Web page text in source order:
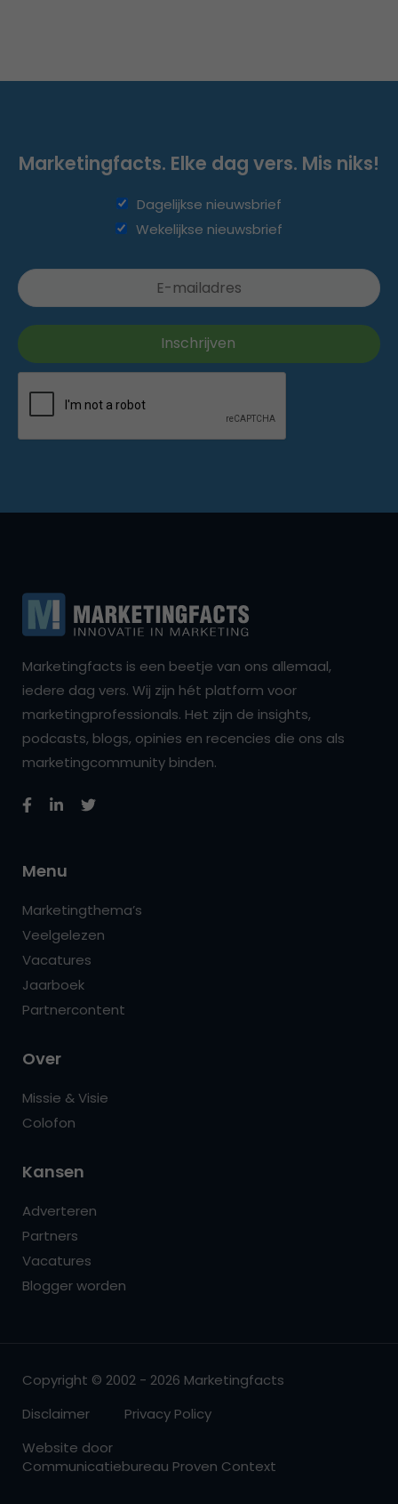
Marketingfacts. Elke dag vers. Mis niks!
Dagelijkse nieuwsbrief
Wekelijkse nieuwsbrief
Marketingfacts is een beetje van ons allemaal,
iedere dag vers. Wij zijn hét platform voor
marketingprofessionals. Het zijn de insights,
podcasts, blogs, opinies en recencies die ons als
marketingcommunity binden.
Menu
Marketingthema’s
Veelgelezen
Vacatures
Jaarboek
Partnercontent
Over
Missie & Visie
Colofon
Kansen
Adverteren
Partners
Vacatures
Blogger worden
Copyright © 2002 - 2026 Marketingfacts
Disclaimer
Privacy Policy
Website door
Communicatiebureau Proven Context